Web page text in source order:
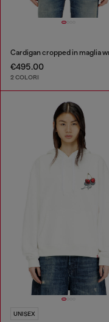
€495.00
2 COLORI
UNISEX